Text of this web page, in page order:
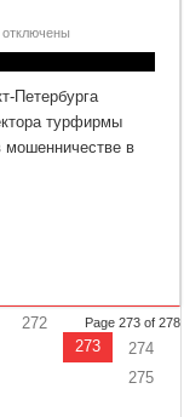
делу
гендиректора
тура»
отключены
Петербурга
турфирмы
мошенничестве в
Page 273 of 278
272
273
274
275